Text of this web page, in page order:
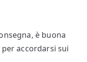
è buona
accordarsi sui